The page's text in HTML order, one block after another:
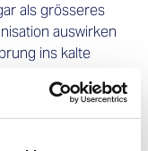
als grösseres
auswirken
ins kalte